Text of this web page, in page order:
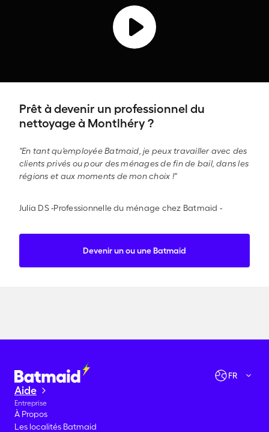
Prêt à devenir un professionnel du
nettoyage à Montlhéry ?
"En tant qu'employée Batmaid, je peux travailler avec des
clients privés ou pour des ménages de fin de bail, dans les
régions et aux moments de mon choix !"
Julia DS -Professionnelle du ménage chez Batmaid -
Devenir un ou une Batmaid
FR
Aide
Entreprise
À Propos
Les localités Batmaid